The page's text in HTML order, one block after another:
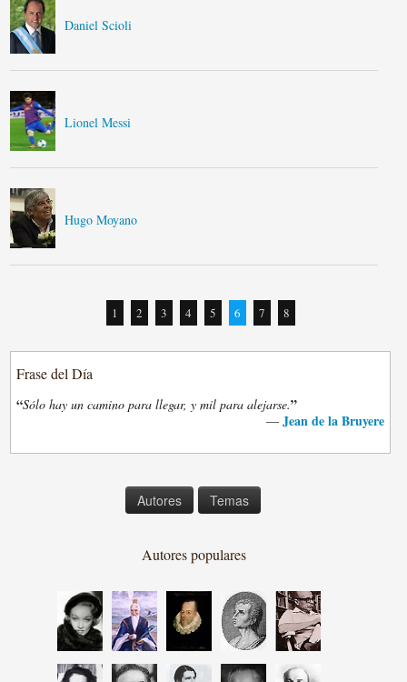
Daniel Scioli
Lionel Messi
Hugo Moyano
1 2 3 4 5 6 7 8
Frase del Día
“Sólo hay un camino para llegar, y mil para alejarse.”
— Jean de la Bruyere
Autores Temas
Autores populares